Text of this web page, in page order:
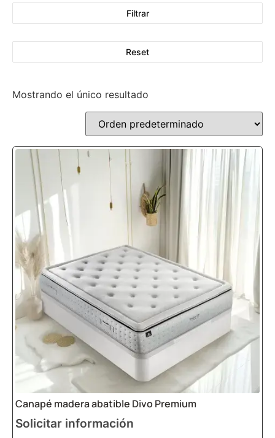
Filtrar
Reset
Mostrando el único resultado
Canapé madera abatible Divo Premium
Solicitar información